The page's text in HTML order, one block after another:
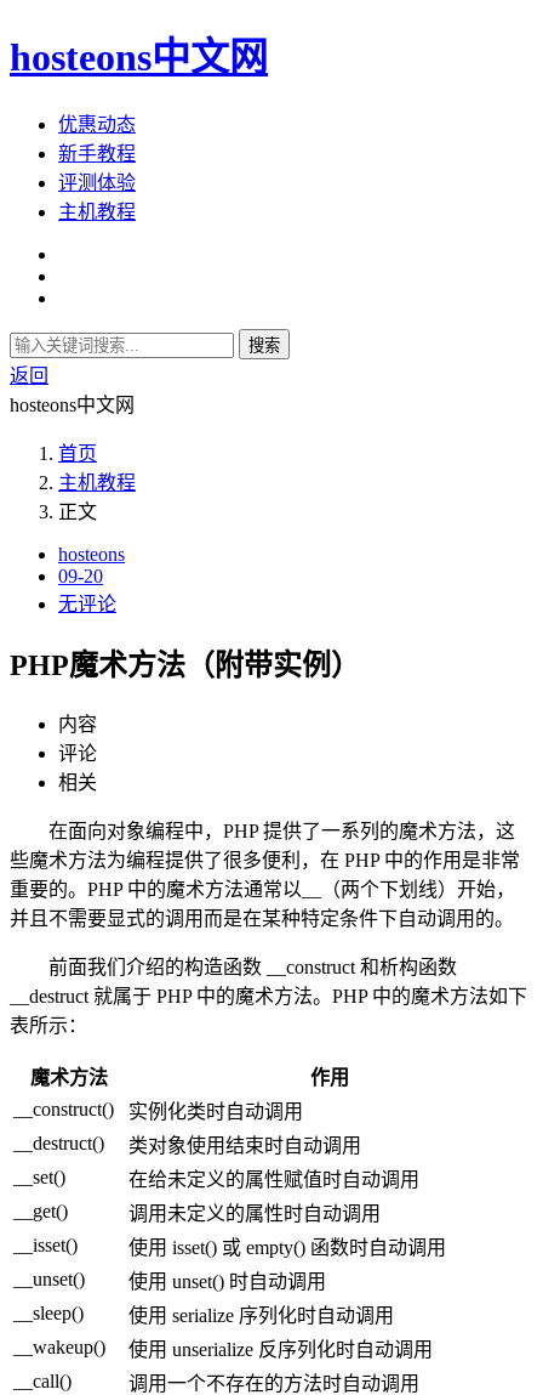
hosteons中文网
优惠动态
新手教程
评测体验
主机教程
搜索
返回
hosteons中文网
首页
主机教程
正文
hosteons
09-20
无评论
PHP魔术方法（附带实例）
内容
评论
相关
在面向对象编程中，PHP 提供了一系列的魔术方法，这
些魔术方法为编程提供了很多便利，在 PHP 中的作用是非常
重要的。PHP 中的魔术方法通常以__（两个下划线）开始，
并且不需要显式的调用而是在某种特定条件下自动调用的。
前面我们介绍的构造函数 __construct 和析构函数
__destruct 就属于 PHP 中的魔术方法。PHP 中的魔术方法如下
表所示：
魔术方法
作用
__construct()
实例化类时自动调用
__destruct()
类对象使用结束时自动调用
__set()
在给未定义的属性赋值时自动调用
__get()
调用未定义的属性时自动调用
__isset()
使用 isset() 或 empty() 函数时自动调用
__unset()
使用 unset() 时自动调用
__sleep()
使用 serialize 序列化时自动调用
__wakeup()
使用 unserialize 反序列化时自动调用
__call()
调用一个不存在的方法时自动调用